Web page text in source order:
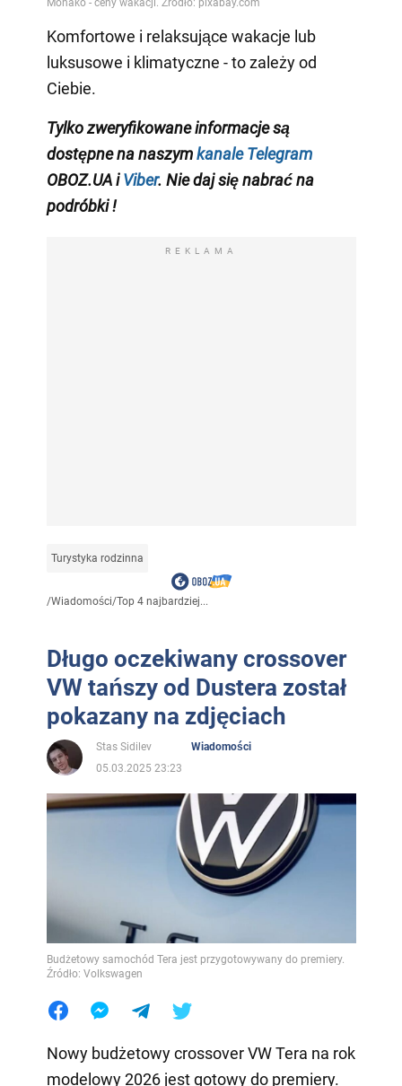
Komfortowe i relaksujące wakacje lub
luksusowe i klimatyczne - to zależy od
Ciebie.
Tylko zweryfikowane informacje są
dostępne na naszymkanale Telegram
OBOZ.UA iViber. Nie daj się nabrać na
podróbki!
REKLAMA
Turystyka rodzinna
/Wiadomości/Top 4 najbardziej...
Długo oczekiwany crossover
VW tańszy od Dustera został
pokazany na zdjęciach
Stas Sidilev
Wiadomości
05.03.2025 23:23
Budżetowy samochód Tera jest przygotowywany do premiery.
Źródło: Volkswagen
Nowy budżetowy crossover VW Tera na rok
modelowy 2026 jest gotowy do premiery.